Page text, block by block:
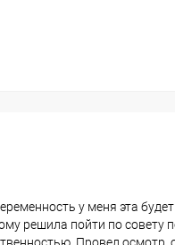
у меня эта
решила пойти по